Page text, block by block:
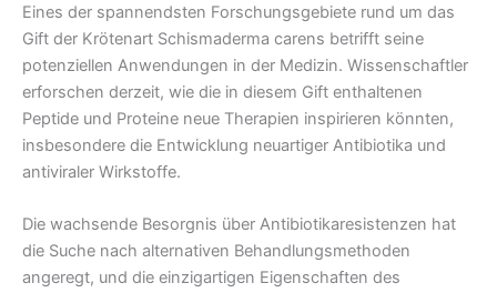
Eines der spannendsten Forschungsgebiete rund um das
Gift der Krötenart Schismaderma carens betrifft seine
potenziellen Anwendungen in der Medizin. Wissenschaftler
erforschen derzeit, wie die in diesem Gift enthaltenen
Peptide und Proteine ​​neue Therapien inspirieren könnten,
insbesondere die Entwicklung neuartiger Antibiotika und
antiviraler Wirkstoffe.
Die wachsende Besorgnis über Antibiotikaresistenzen hat
die Suche nach alternativen Behandlungsmethoden
angeregt, und die einzigartigen Eigenschaften des